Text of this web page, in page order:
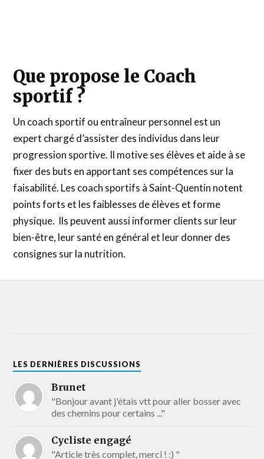
Que propose le Coach
sportif ?
Un coach sportif ou entraîneur personnel est un
expert chargé d’assister des individus dans leur
progression sportive. Il motive ses élèves et aide à se
fixer des buts en apportant ses compétences sur la
faisabilité. Les coach sportifs à Saint-Quentin notent
points forts et les faiblesses de élèves et forme
physique. Ils peuvent aussi informer clients sur leur
bien-être, leur santé en général et leur donner des
consignes sur la nutrition.
LES DERNIÈRES DISCUSSIONS
Brunet
"Bonjour avant j'étais vtt pour aller bosser avec
des chemins pour certains ..."
Cycliste engagé
"Article très complet, merci ! :) "